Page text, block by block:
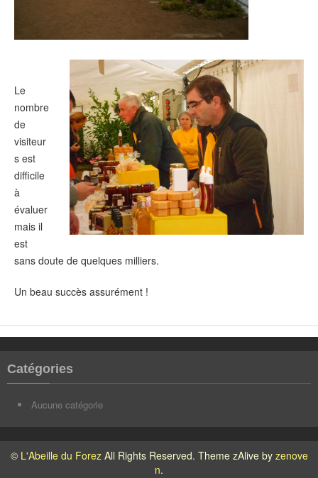
Le
nombre
de
visiteur
s est
difficile
à
évaluer
mais il
est
sans doute de quelques milliers.
Un beau succès assurément !
Catégories
Aucune catégorie
© L'Abeille du ForezAll Rights Reserved. Theme zAlive by zenove
n.